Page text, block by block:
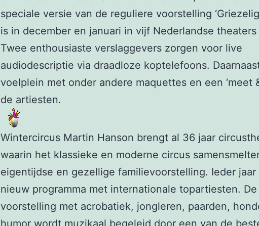
speciale versie van de reguliere voorstelling
is in december en januari in vijf Nederlandse
Twee enthousiaste verslaggevers zorgen voor live
audiodescriptie via draadloze koptelefoons.
voelplein met onder andere maquettes en een ‘meet
de artiesten.
Wintercircus Martin Hanson brengt al 36 jaar
waarin het klassieke en moderne circus
eigentijdse en gezellige familievoorstelling. Ieder jaar
nieuw programma met internationale topartiesten. De
voorstelling met acrobatiek, jongleren, paarden,
humor wordt muzikaal begeleid door een van de